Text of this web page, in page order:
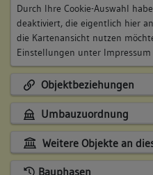
Durch Ihre Cookie-Auswahl
deaktiviert, die eigentlich hier
die Kartenansicht nutzen
Einstellungen unter
Objektbeziehungen
Umbauzuordnung
Weitere Objekte an
Bauphasen